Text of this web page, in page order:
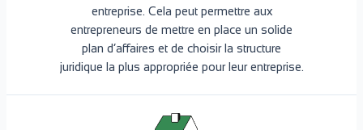
entreprise. Cela peut permettre aux
entrepreneurs de mettre en place un solide
plan d’affaires et de choisir la structure
juridique la plus appropriée pour leur entreprise.